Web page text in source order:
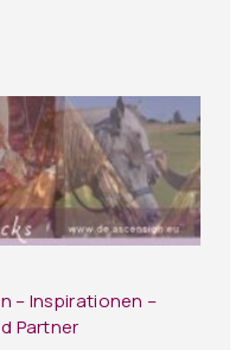
– Inspirationen –
Partner